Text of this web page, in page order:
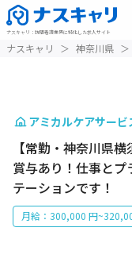
ナスキャリ ： 訪問看護業界に特化した求人サイト
ナスキャリ ＞ 神奈川県 ＞
アミカルケアサー
【常勤・神奈川県
賞与あり！仕事と
テーションです！
月給：300,000 円